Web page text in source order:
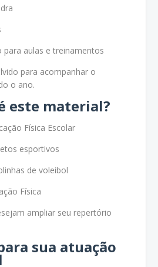
para aulas e treinamentos
para acompanhar o
o ano.
este material?
Física Escolar
esportivos
de voleibol
Física
ampliar seu repertório
sua atuação